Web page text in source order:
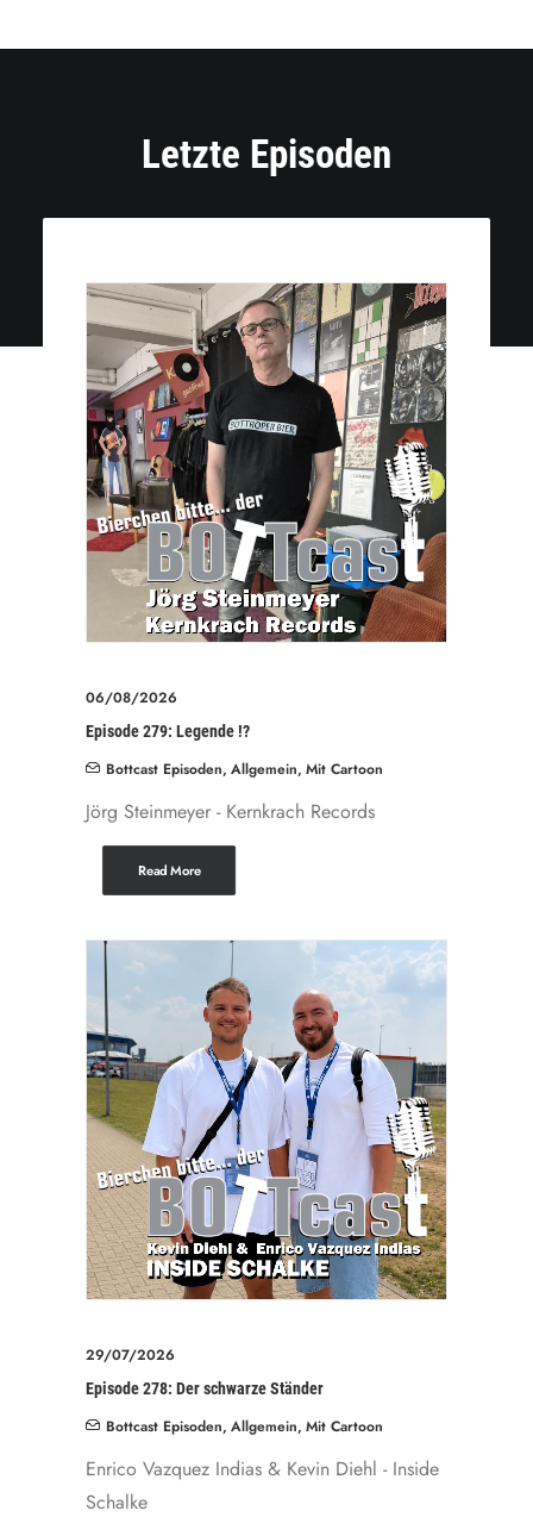
Letzte Episoden
06/08/2026
Episode 279: Legende !?
Bottcast Episoden, Allgemein, Mit Cartoon
Jörg Steinmeyer - Kernkrach Records
Read More
29/07/2026
Episode 278: Der schwarze Ständer
Bottcast Episoden, Allgemein, Mit Cartoon
Enrico Vazquez Indias & Kevin Diehl - Inside
Schalke